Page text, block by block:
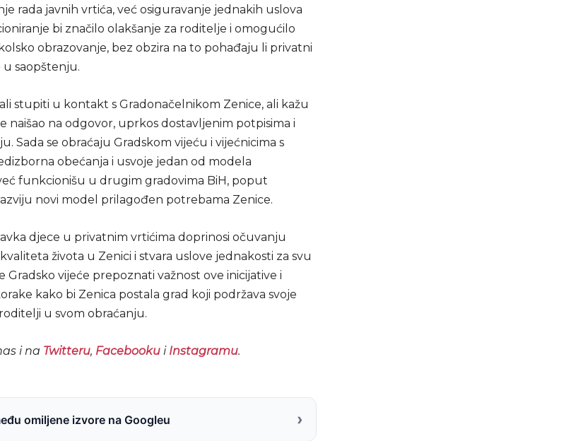
rada javnih vrtića, već osiguravanje jednakih uslova
bi značilo olakšanje za roditelje i omogućilo
obrazovanje, bez obzira na to pohađaju li privatni
u saopštenju.
stupiti u kontakt s Gradonačelnikom Zenice, ali kažu
naišao na odgovor, uprkos dostavljenim potpisima i
Sada se obraćaju Gradskom vijeću i vijećnicima s
obećanja i usvoje jedan od modela
funkcionišu u drugim gradovima BiH, poput
novi model prilagođen potrebama Zenice.
djece u privatnim vrtićima doprinosi očuvanju
života u Zenici i stvara uslove jednakosti za svu
Gradsko vijeće prepoznati važnost ove inicijative i
kako bi Zenica postala grad koji podržava svoje
u svom obraćanju.
i na Twitteru, Facebookui Instagramu.
omiljene izvore na Googleu ›